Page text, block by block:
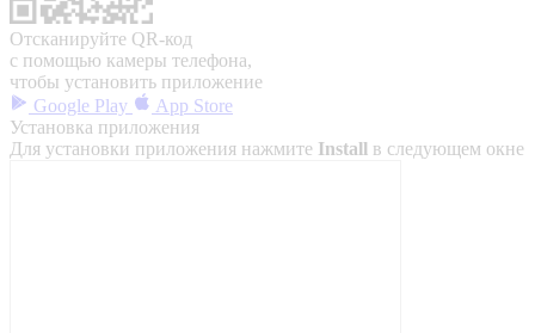
Отсканируйте QR-код
с помощью камеры телефона,
чтобы установить приложение
Google Play
App Store
Установка приложения
Для установки приложения нажмите Install в следующем окне